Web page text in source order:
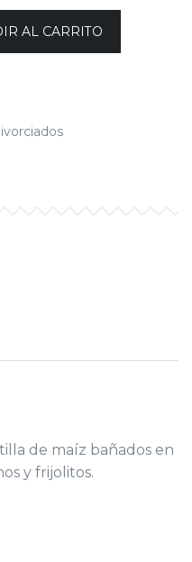
AL CARRITO
de maíz bañados en
y frijolitos.